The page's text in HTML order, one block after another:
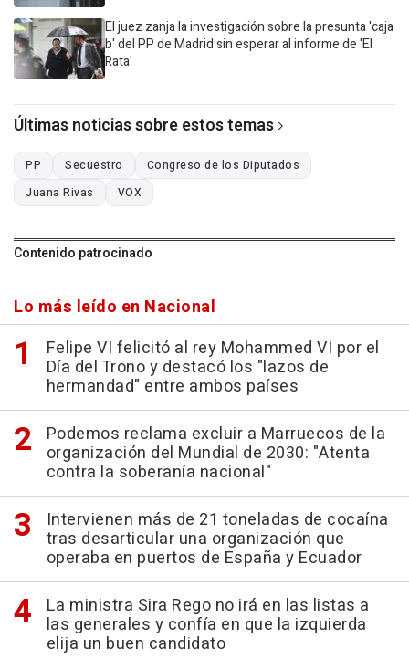
El juez zanja la investigación sobre la presunta 'caja
b' del PP de Madrid sin esperar al informe de 'El
Rata'
Últimas noticias sobre estos temas
PP Secuestro
Congreso de los Diputados
Juana Rivas
VOX
Contenido patrocinado
Lo más leído en Nacional
Felipe VI felicitó al rey Mohammed VI por el
Día del Trono y destacó los "lazos de
hermandad" entre ambos países
Podemos reclama excluir a Marruecos de la
organización del Mundial de 2030: "Atenta
contra la soberanía nacional"
Intervienen más de 21 toneladas de cocaína
tras desarticular una organización que
operaba en puertos de España y Ecuador
La ministra Sira Rego no irá en las listas a
las generales y confía en que la izquierda
elija un buen candidato